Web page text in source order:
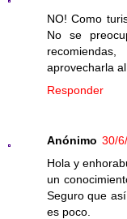
NO! Como
No se
aprovecharla
Responder
Anónimo 30/
Hola y
un
Seguro que
es poco.